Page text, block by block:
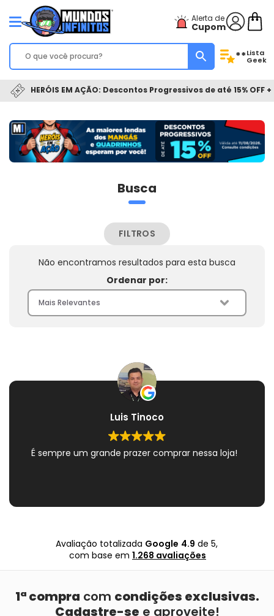
Alerta de
Cupom
**Lista
Geek
HERÓIS EM AÇÃO: Descontos Progressivos de até 15% OFF
Busca
FILTROS
Não encontramos resultados para esta busca
Ordenar por:
Luis Tinoco
É sempre um grande prazer comprar nessa loja!
Avaliação totalizada Google 4.9 de 5,
com base em 1.268 avaliações